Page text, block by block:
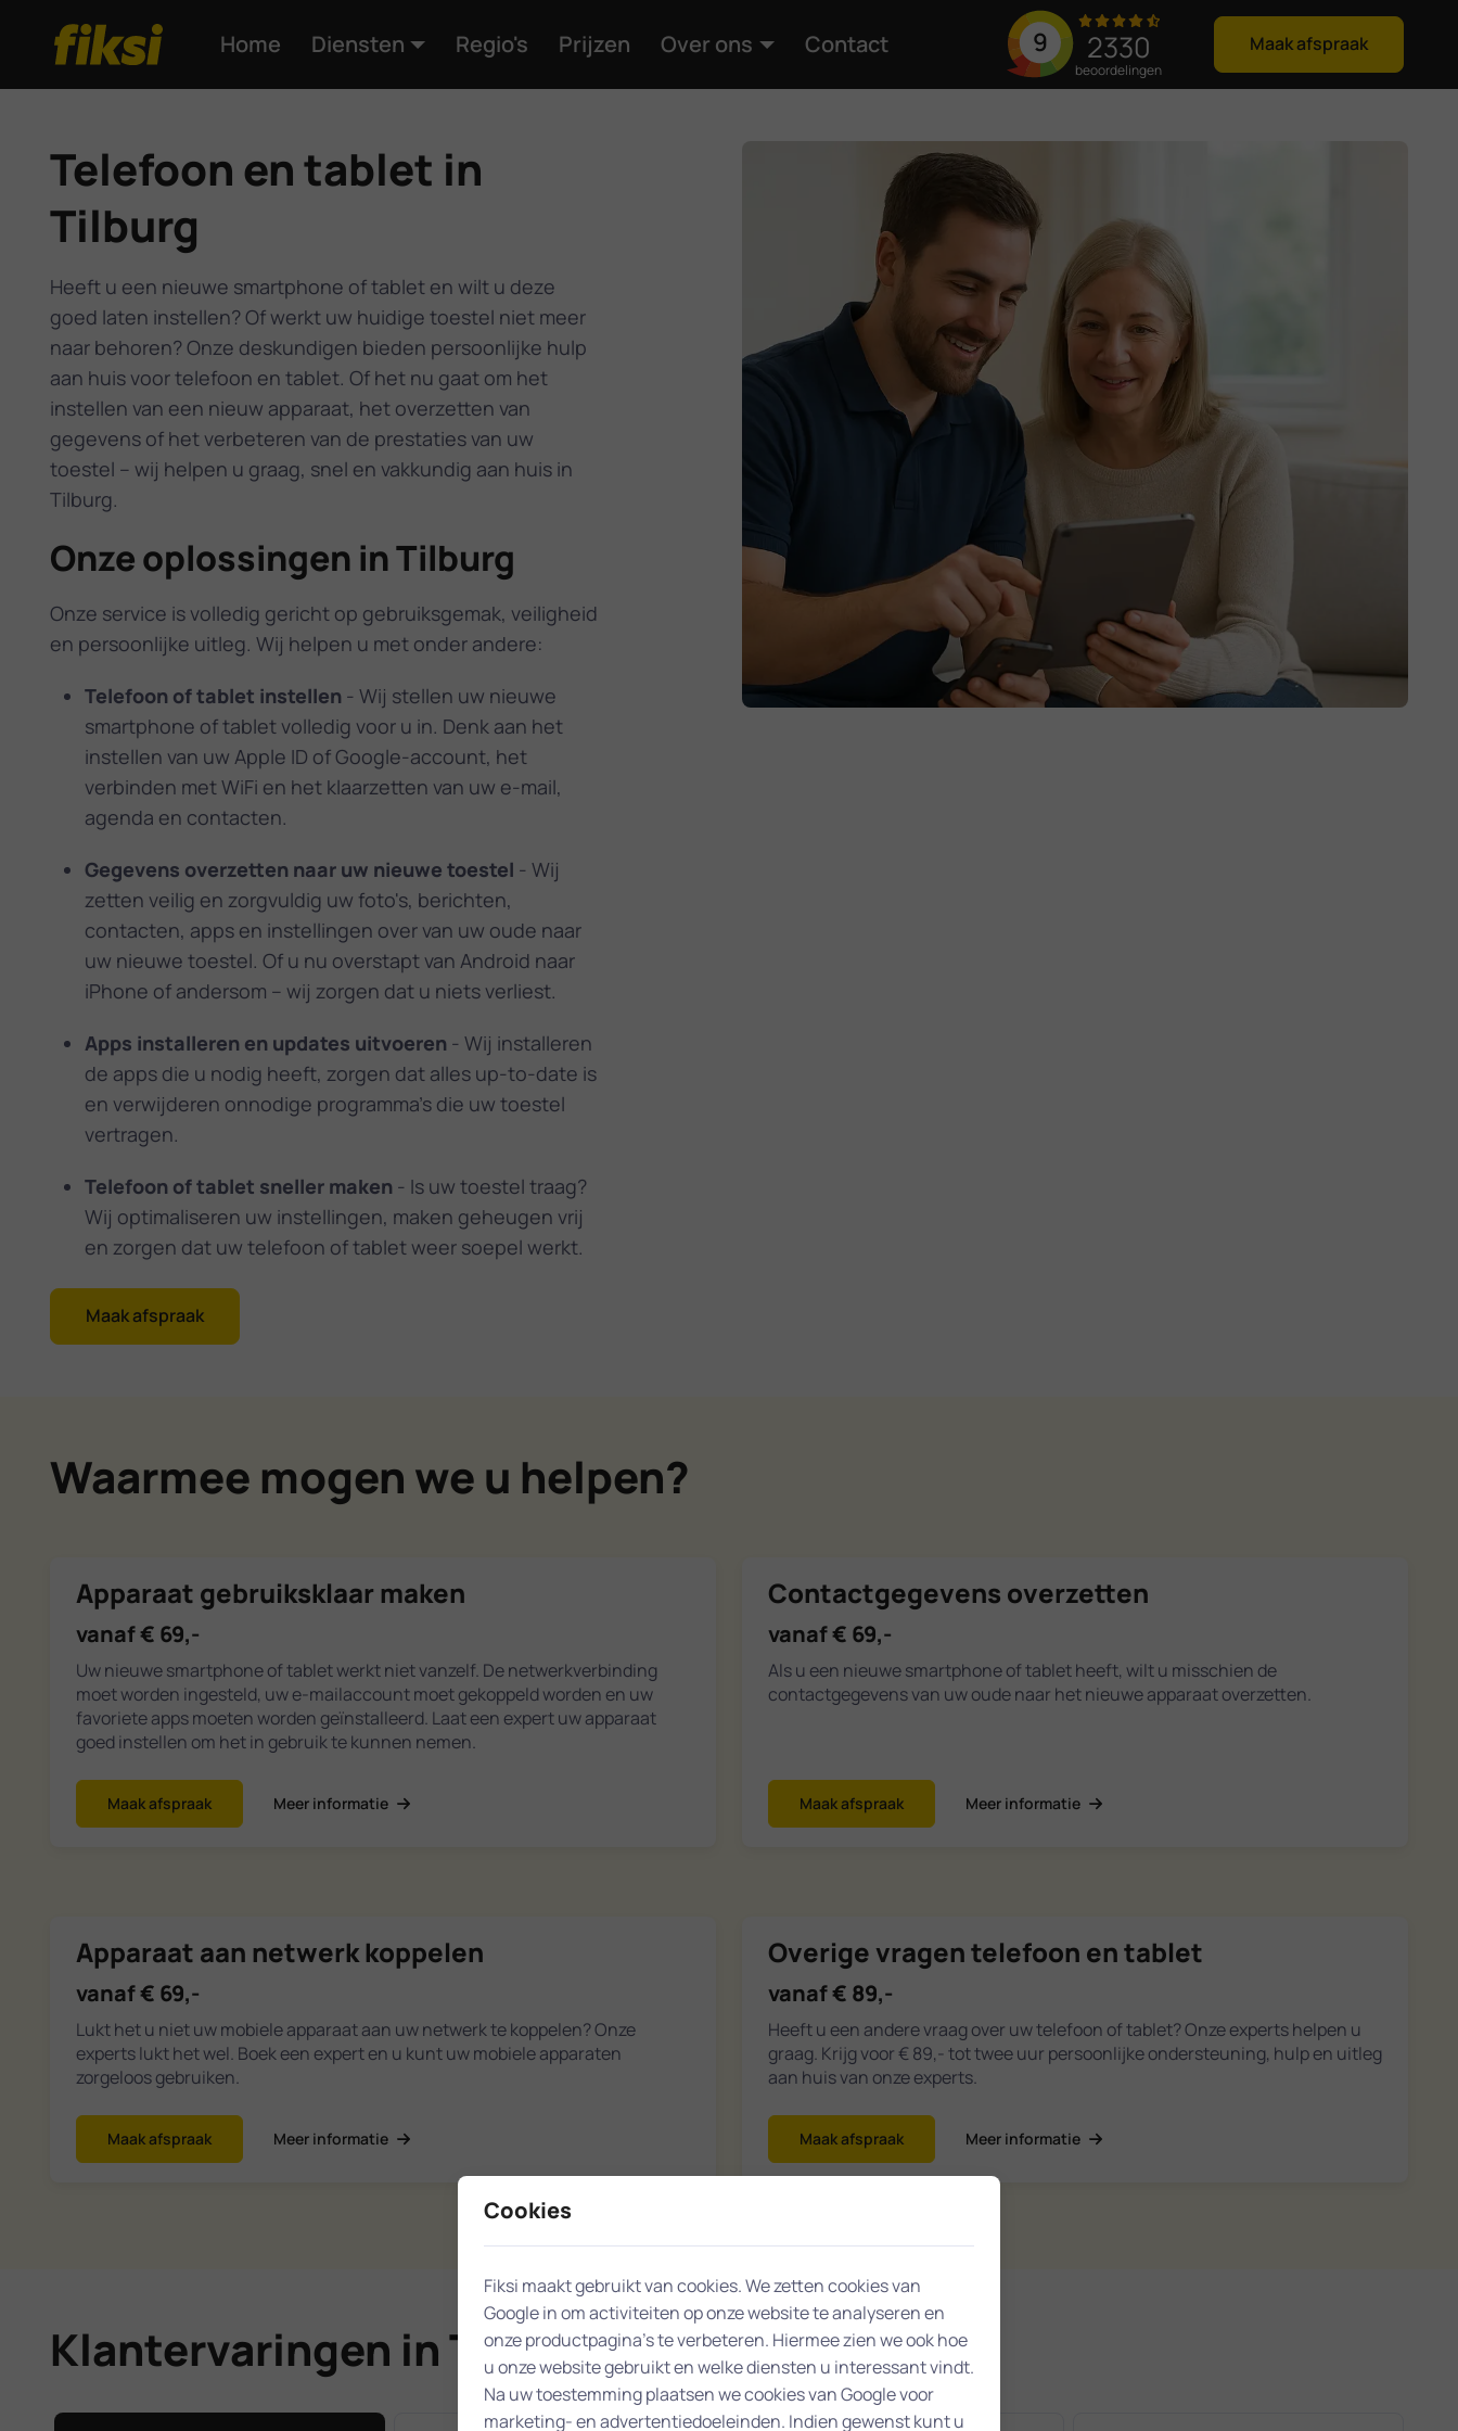
Home Diensten Regio's Prijzen Over ons Contact 9 2330
beoordelingen
Maak afspraak
Telefoon en tablet in
Tilburg
Heeft u een nieuwe smartphone of tablet en wilt u deze
goed laten instellen? Of werkt uw huidige toestel niet meer
naar behoren? Onze deskundigen bieden persoonlijke hulp
aan huis voor telefoon en tablet. Of het nu gaat om het
instellen van een nieuw apparaat, het overzetten van
gegevens of het verbeteren van de prestaties van uw
toestel – wij helpen u graag, snel en vakkundig aan huis in
Tilburg.
Onze oplossingen in Tilburg
Onze service is volledig gericht op gebruiksgemak, veiligheid
en persoonlijke uitleg. Wij helpen u met onder andere:
Telefoon of tablet instellen - Wij stellen uw nieuwe
smartphone of tablet volledig voor u in. Denk aan het
instellen van uw Apple ID of Google-account, het
verbinden met WiFi en het klaarzetten van uw e-mail,
agenda en contacten.
Gegevens overzetten naar uw nieuwe toestel - Wij
zetten veilig en zorgvuldig uw foto's, berichten,
contacten, apps en instellingen over van uw oude naar
uw nieuwe toestel. Of u nu overstapt van Android naar
iPhone of andersom – wij zorgen dat u niets verliest.
Apps installeren en updates uitvoeren - Wij installeren
de apps die u nodig heeft, zorgen dat alles up-to-date is
en verwijderen onnodige programma's die uw toestel
vertragen.
Telefoon of tablet sneller maken - Is uw toestel traag?
Wij optimaliseren uw instellingen, maken geheugen vrij
en zorgen dat uw telefoon of tablet weer soepel werkt.
Maak afspraak
Waarmee mogen we u helpen?
Apparaat gebruiksklaar maken
vanaf € 69,-
Uw nieuwe smartphone of tablet werkt niet vanzelf. De netwerkverbinding
moet worden ingesteld, uw e-mailaccount moet gekoppeld worden en uw
favoriete apps moeten worden geïnstalleerd. Laat een expert uw apparaat
goed instellen om het in gebruik te kunnen nemen.
Maak afspraak Meer informatie
Contactgegevens overzetten
vanaf € 69,-
Als u een nieuwe smartphone of tablet heeft, wilt u misschien de
contactgegevens van uw oude naar het nieuwe apparaat overzetten.
Maak afspraak Meer informatie
Apparaat aan netwerk koppelen
vanaf € 69,-
Lukt het u niet uw mobiele apparaat aan uw netwerk te koppelen? Onze
experts lukt het wel. Boek een expert en u kunt uw mobiele apparaten
zorgeloos gebruiken.
Maak afspraak Meer informatie
Overige vragen telefoon en tablet
vanaf € 89,-
Heeft u een andere vraag over uw telefoon of tablet? Onze experts helpen u
graag. Krijg voor € 89,- tot twee uur persoonlijke ondersteuning, hulp en uitleg
aan huis van onze experts.
Maak afspraak Meer informatie
Klantervaringen in Tilburg
Cookies
Fiksi maakt gebruikt van cookies. We zetten cookies van
Google in om activiteiten op onze website te analyseren en
onze productpagina’s te verbeteren. Hiermee zien we ook hoe
u onze website gebruikt en welke diensten u interessant vindt.
Na uw toestemming plaatsen we cookies van Google voor
marketing- en advertentiedoeleinden. Indien gewenst kunt u